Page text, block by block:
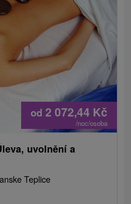
od 2 072,44 Kč
/noc/osoba
uvolnění a
Teplice